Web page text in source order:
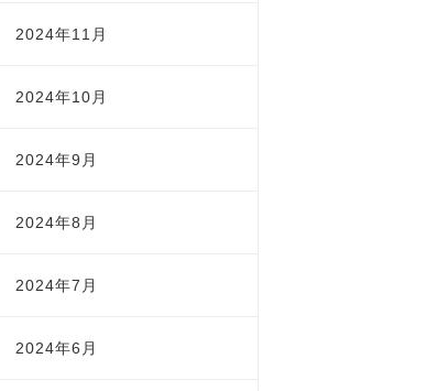
2024年11月
2024年10月
2024年9月
2024年8月
2024年7月
2024年6月